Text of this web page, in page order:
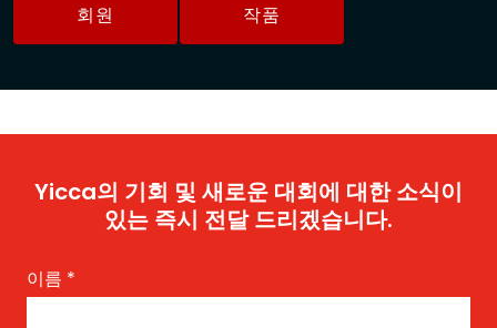
회원 작품
Yicca의 기회 및 새로운 대회에 대한 소식이
있는 즉시 전달 드리겠습니다.
이름 *